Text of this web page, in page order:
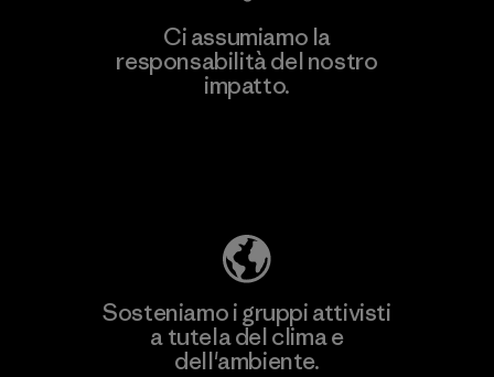
Scopri di più
Ci assumiamo la
responsabilità del nostro
impatto.
Sosteniamo i gruppi attivisti
a tutela del clima e
dell'ambiente.